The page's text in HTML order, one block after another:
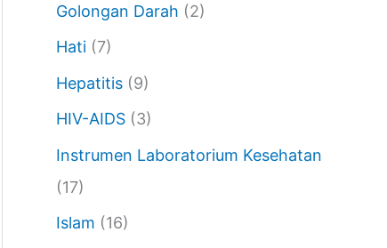
Golongan Darah (2)
Hati (7)
Hepatitis (9)
HIV-AIDS (3)
Instrumen Laboratorium Kesehatan
(17)
Islam (16)